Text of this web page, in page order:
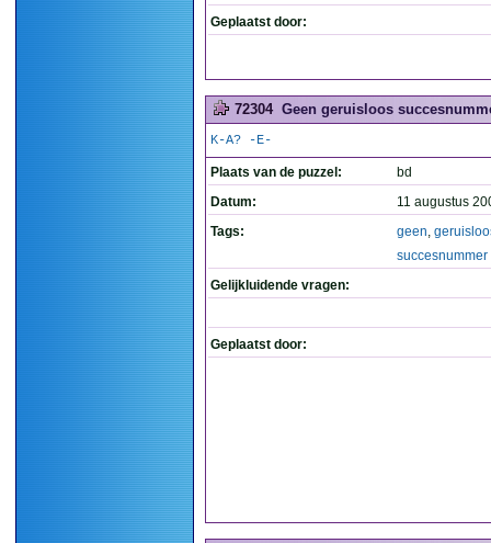
Geplaatst door:
72304 Geen geruisloos
K-A? -E-
Plaats van de puzzel:
bd
Datum:
11 augustus
Tags:
geen,
succesnummer
Gelijkluidende vragen:
Geplaatst door: